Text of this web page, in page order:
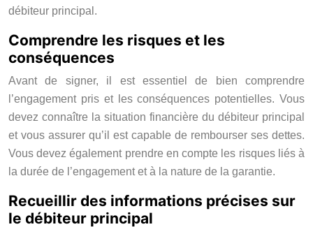
débiteur principal.
Comprendre les risques et les
conséquences
Avant de signer, il est essentiel de bien comprendre
l’engagement pris et les conséquences potentielles. Vous
devez connaître la situation financière du débiteur principal
et vous assurer qu’il est capable de rembourser ses dettes.
Vous devez également prendre en compte les risques liés à
la durée de l’engagement et à la nature de la garantie.
Recueillir des informations précises sur
le débiteur principal